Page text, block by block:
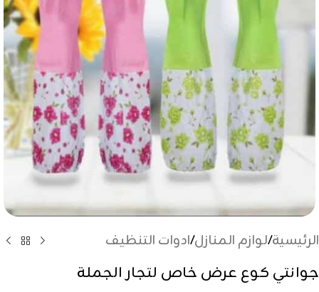
الرئيسية/لوازم المنازل/ادوات التنظيف
جوانتي كوع عرض خاص لتجار الجملة